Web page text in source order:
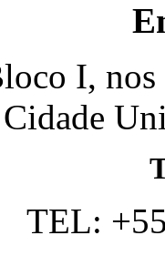
I,
TEL: